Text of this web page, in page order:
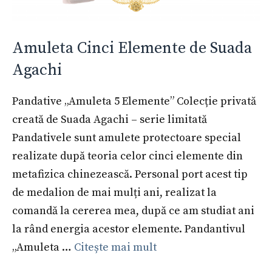
Amuleta Cinci Elemente de Suada
Agachi
Pandative „Amuleta 5 Elemente” Colecție privată
creată de Suada Agachi – serie limitată
Pandativele sunt amulete protectoare special
realizate după teoria celor cinci elemente din
metafizica chinezească. Personal port acest tip
de medalion de mai mulți ani, realizat la
comandă la cererea mea, după ce am studiat ani
la rând energia acestor elemente. Pandantivul
„Amuleta … Citește mai mult